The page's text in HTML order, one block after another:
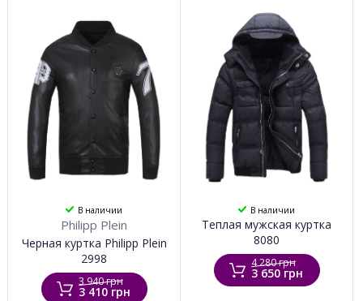
В наличии
Philipp Plein
Черная куртка Philipp Plein
2998
3 940 грн
3 410 грн
В наличии
Теплая мужская куртка
8080
4 280 грн
3 650 грн